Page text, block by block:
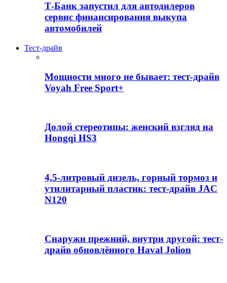
Т-Банк запустил для автодилеров
сервис финансирования выкупа
автомобилей
Тест-драйв
Мощности много не бывает: тест-драйв
Voyah Free Sport+
Долой стереотипы: женский взгляд на
Hongqi HS3
4,5-литровый дизель, горный тормоз и
утилитарный пластик: тест-драйв JAC
N120
Снаружи прежний, внутри другой: тест-
драйв обновлённого Haval Jolion